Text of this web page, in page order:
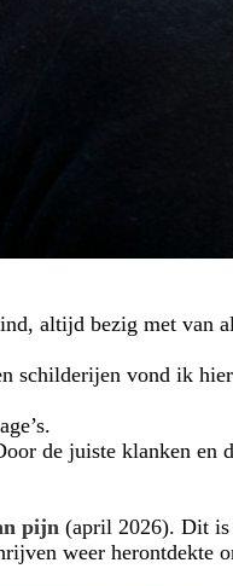
altijd bezig met van
schilderijen vond ik
de juiste klanken
pijn (april 2026). Dit is
weer herontdekte